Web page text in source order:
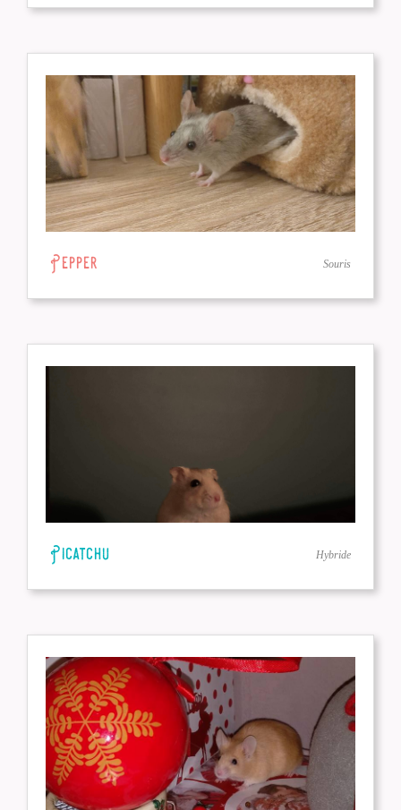
Pepper Souris
Picatchu Hybride